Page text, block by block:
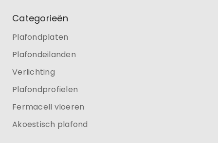
Categorieën
Plafondplaten
Plafondeilanden
Verlichting
Plafondprofielen
Fermacell vloeren
Akoestisch plafond